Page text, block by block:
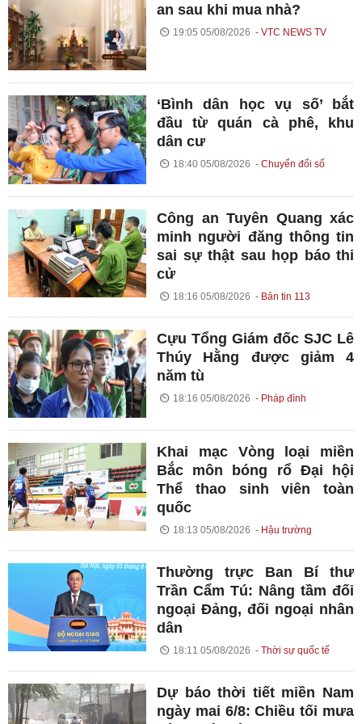
an sau khi mua nhà?
19:05 05/08/2026 VTC NEWS TV
‘Bình dân học vụ số’ bắt
đầu từ quán cà phê, khu
dân cư
18:40 05/08/2026 Chuyển đổi số
Công an Tuyên Quang xác
minh người đăng thông tin
sai sự thật sau họp báo thi
cử
18:16 05/08/2026 Bản tin 113
Cựu Tổng Giám đốc SJC Lê
Thúy Hằng được giảm 4
năm tù
18:16 05/08/2026 Pháp đình
Khai mạc Vòng loại miền
Bắc môn bóng rổ Đại hội
Thể thao sinh viên toàn
quốc
18:13 05/08/2026 Hậu trường
Thường trực Ban Bí thư
Trần Cẩm Tú: Nâng tầm đối
ngoại Đảng, đối ngoại nhân
dân
18:11 05/08/2026 Thời sự quốc tế
Dự báo thời tiết miền Nam
ngày mai 6/8: Chiều tối mưa